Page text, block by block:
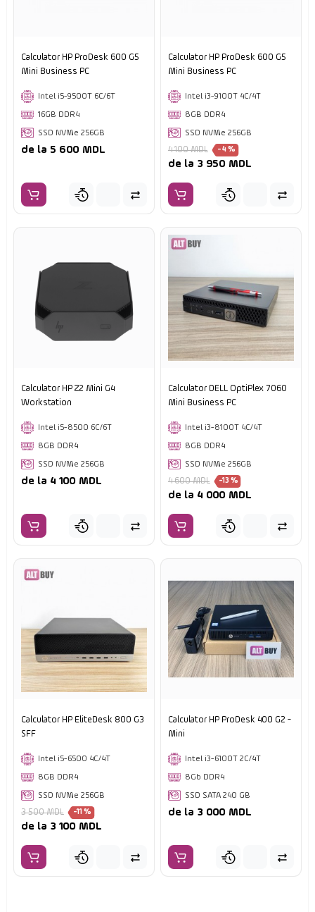
Calculator HP ProDesk 600 G5
Mini Business PC
Intel i5-9500T 6C/6T
16GB DDR4
SSD NVMe 256GB
de la 5 600 MDL
Calculator HP ProDesk 600 G5
Mini Business PC
Intel i3-9100T 4C/4T
8GB DDR4
SSD NVMe 256GB
4 100 MDL -4 %
de la 3 950 MDL
Calculator HP Z2 Mini G4
Workstation
Intel i5-8500 6C/6T
8GB DDR4
SSD NVMe 256GB
de la 4 100 MDL
Calculator DELL OptiPlex 7060
Mini Business PC
Intel i3-8100T 4C/4T
8GB DDR4
SSD NVMe 256GB
4 600 MDL -13 %
de la 4 000 MDL
Calculator HP EliteDesk 800 G3
SFF
Intel i5-6500 4C/4T
8GB DDR4
SSD NVMe 256GB
3 500 MDL -11 %
de la 3 100 MDL
Calculator HP ProDesk 400 G2 -
Mini
Intel i3-6100T 2C/4T
8Gb DDR4
SSD SATA 240 GB
de la 3 000 MDL